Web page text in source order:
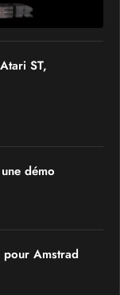
ST,
démo
pour Amstrad